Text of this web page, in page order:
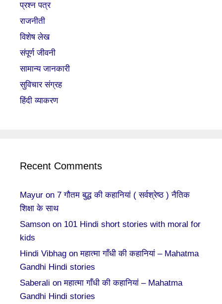
प्रश्न पत्र
राजनीती
विशेष लेख
संपूर्ण जीवनी
सामान्य जानकारी
सुविचार संग्रह
हिंदी व्याकरण
Recent Comments
Mayur on 7 गौतम बुद्ध की कहानियां ( सर्वश्रेष्ठ ) नैतिक
शिक्षा के साथ
Samson on 101 Hindi short stories with moral for
kids
Hindi Vibhag onमहात्मा गाँधी की कहानियां – Mahatma
Gandhi Hindi stories
Saberali onमहात्मा गाँधी की कहानियां – Mahatma
Gandhi Hindi stories